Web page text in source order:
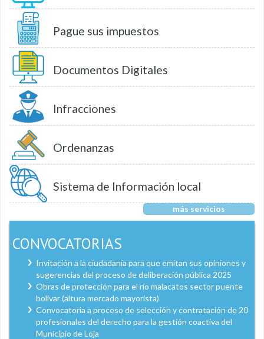
Pague sus impuestos
Documentos Digitales
Infracciones
Ordenanzas
Sistema de Información local
más servicios
CONVOCATORIAS
Invitación a la ciudadanía para que emitan sus opiniones y
sugerencias del proceso de deliberación pública 2025
Obras de protección para el río malacatos sector puente
bolívar (altura mercado mayorista)
Convocatoria a proceso de selección y contratación de 20
profesionales del derecho para la gestión coactiva del
Municipio de Loja